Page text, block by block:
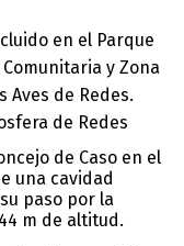
en el Parque
y Zona
Aves de Redes.
de Redes
de Caso en el
una cavidad
paso por la
m de altitud.